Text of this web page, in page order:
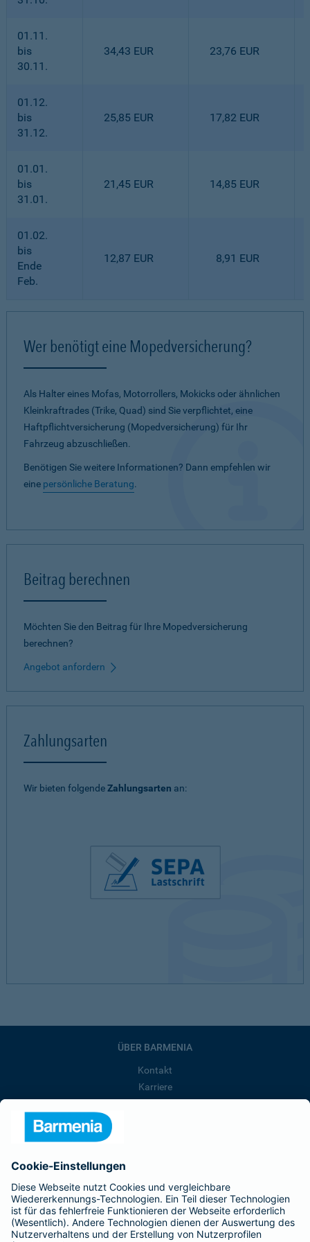
01.11.
bis
30.11.
34,43 EUR 23,76 EUR
01.12.
bis
31.12.
25,85 EUR 17,82 EUR
01.01.
bis
31.01.
21,45 EUR 14,85 EUR
01.02.
bis
Ende
Feb.
12,87 EUR 8,91 EUR
Wer benötigt eine Mopedversicherung?
Als Halter eines Mofas, Motorrollers, Mokicks oder ähnlichen
Kleinkraftrades (Trike, Quad) sind Sie verpflichtet, eine
Haftpflichtversicherung (Mopedversicherung) für Ihr
Fahrzeug abzuschließen.
Benötigen Sie weitere Informationen? Dann empfehlen wir
eine persönliche Beratung.
Beitrag berechnen
Möchten Sie den Beitrag für Ihre Mopedversicherung
berechnen?
Angebot anfordern
Zahlungsarten
Wir bieten folgendeZahlungsarten an:
ÜBER BARMENIA
Kontakt
Karriere
Barmenia ist Teil der BarmeniaGothaer
BELIEBTE SEITEN
Kranken-Zusatzversicherung
Tierversicherungen